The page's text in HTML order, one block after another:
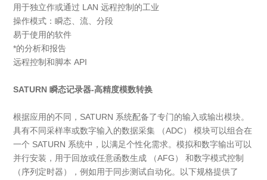
用于独立作或通过 LAN 远程控制的工业
操作模式：瞬态、流、分段
易于使用的软件
*的分析和报告
远程控制和脚本 API
SATURN 瞬态记录器-高精度模数转换
根据应用的不同，SATURN 系统配备了专门的输入或输出模块。
具有不同采样率或数字输入的数据采集 （ADC） 模块可以组合在
一个 SATURN 系统中，以满足个性化需求。模拟和数字输出可以
并行安装，用于回放或任意函数生成 （AFG） 和数字模式控制
（序列定时器），例如用于同步测试自动化。以下规格提供了